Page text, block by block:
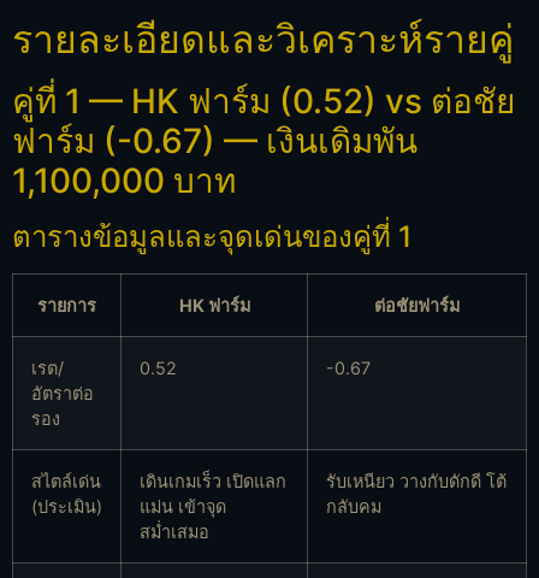
รายละเอียดและวิเคราะห์รายคู่
คู่ที่ 1 — HK ฟาร์ม (0.52) vs ต่อชัย
ฟาร์ม (-0.67) — เงินเดิมพัน
1,100,000 บาท
ตารางข้อมูลและจุดเด่นของคู่ที่ 1
รายการ HK ฟาร์ม ต่อชัยฟาร์ม
เรต/
อัตราต่อ
รอง
0.52 -0.67
สไตล์เด่น
(ประเมิน)
เดินเกมเร็ว เปิดแลก
แม่น เข้าจุด
สม่ำเสมอ
รับเหนียว วางกับดักดี โต้
กลับคม